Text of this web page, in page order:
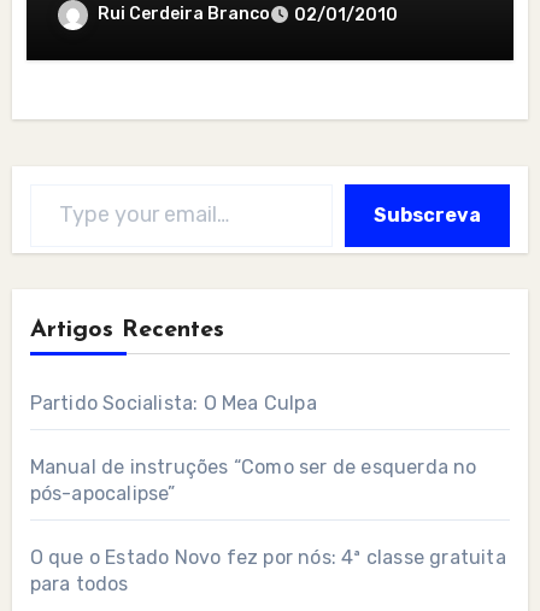
Rui Cerdeira Branco 02/01/2010
Subscreva
Artigos Recentes
Partido Socialista: O Mea Culpa
Manual de instruções “Como ser de esquerda no
pós-apocalipse”
O que o Estado Novo fez por nós: 4ª classe gratuita
para todos